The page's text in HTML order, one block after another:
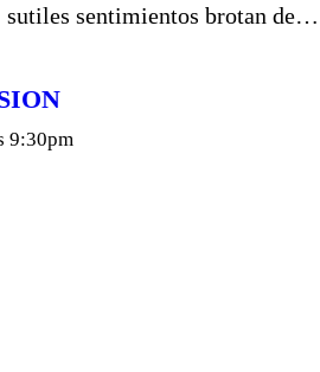
brotan de…
9:30pm